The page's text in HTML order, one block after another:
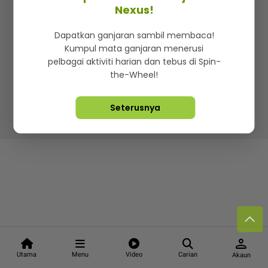
Utama Menu Video Carian
person
Akaun
Iklan di SMG360
Terma & Syarat Dasar Privasi
Lebih hot, viral dan sensasi
Hakcipta Terpelihara ©2026. Star Media Group Berhad
Nexus!
Dapatkan ganjaran sambil membaca!
Kumpul mata ganjaran menerusi
pelbagai aktiviti harian dan tebus di Spin-
the-Wheel!
Seterusnya